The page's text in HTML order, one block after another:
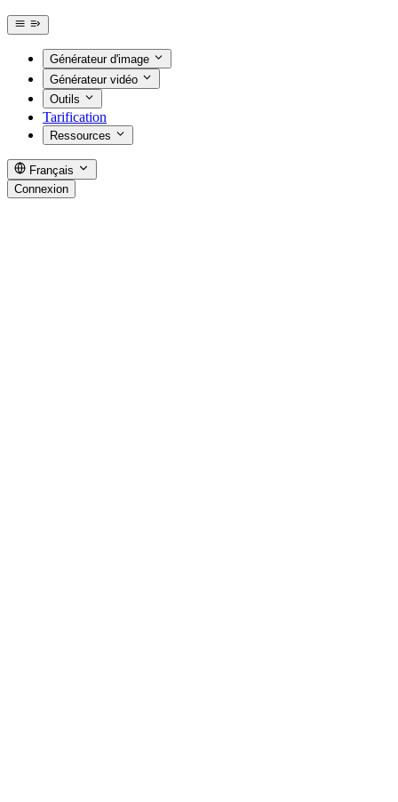
Générateur d'image
Générateur vidéo
Outils
Tarification
Ressources
Français
Connexion